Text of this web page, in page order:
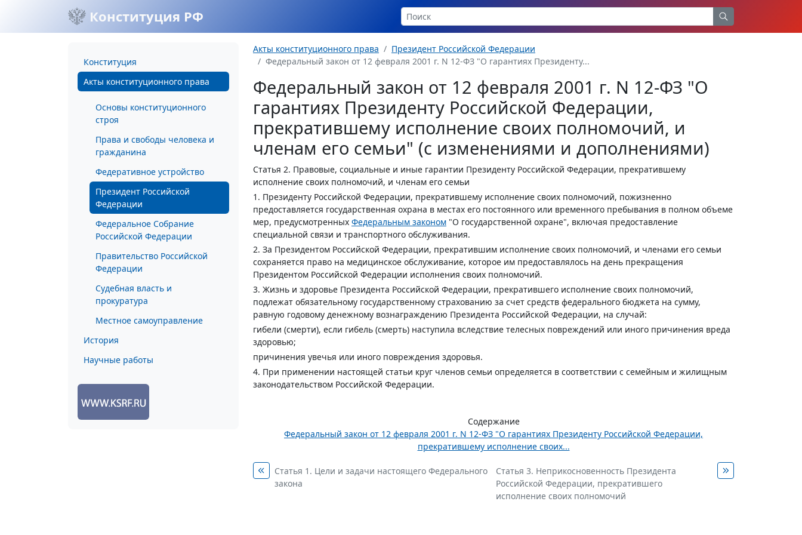
Конституция РФ
Конституция
Акты конституционного права
Основы конституционного
строя
Права и свободы человека и
гражданина
Федеративное устройство
Президент Российской
Федерации
Федеральное Собрание
Российской Федерации
Правительство Российской
Федерации
Судебная власть и
прокуратура
Местное самоуправление
История
Научные работы
Акты конституционного права
Президент Российской Федерации
Федеральный закон от 12 февраля 2001 г. N 12-ФЗ "О гарантиях Президенту...
Федеральный закон от 12 февраля 2001 г. N 12-ФЗ "О
гарантиях Президенту Российской Федерации,
прекратившему исполнение своих полномочий, и
членам его семьи" (с изменениями и дополнениями)
Статья 2. Правовые, социальные и иные гарантии Президенту Российской Федерации, прекратившему
исполнение своих полномочий, и членам его семьи
1. Президенту Российской Федерации, прекратившему исполнение своих полномочий, пожизненно
предоставляется государственная охрана в местах его постоянного или временного пребывания в полном объеме
мер, предусмотренных Федеральным законом "О государственной охране", включая предоставление
специальной связи и транспортного обслуживания.
2. За Президентом Российской Федерации, прекратившим исполнение своих полномочий, и членами его семьи
сохраняется право на медицинское обслуживание, которое им предоставлялось на день прекращения
Президентом Российской Федерации исполнения своих полномочий.
3. Жизнь и здоровье Президента Российской Федерации, прекратившего исполнение своих полномочий,
подлежат обязательному государственному страхованию за счет средств федерального бюджета на сумму,
равную годовому денежному вознаграждению Президента Российской Федерации, на случай:
гибели (смерти), если гибель (смерть) наступила вследствие телесных повреждений или иного причинения вреда
здоровью;
причинения увечья или иного повреждения здоровья.
4. При применении настоящей статьи круг членов семьи определяется в соответствии с семейным и жилищным
законодательством Российской Федерации.
Содержание
Федеральный закон от 12 февраля 2001 г. N 12-ФЗ "О гарантиях Президенту Российской Федерации,
прекратившему исполнение своих...
Статья 1. Цели и задачи настоящего Федерального
закона
Статья 3. Неприкосновенность Президента
Российской Федерации, прекратившего
исполнение своих полномочий